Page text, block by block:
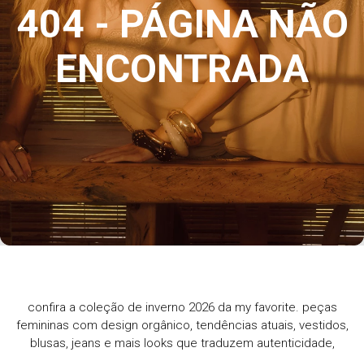
404 - PÁGINA NÃO
ENCONTRADA
confira a coleção de inverno 2026 da my favorite. peças
femininas com design orgânico, tendências atuais, vestidos,
blusas, jeans e mais looks que traduzem autenticidade,